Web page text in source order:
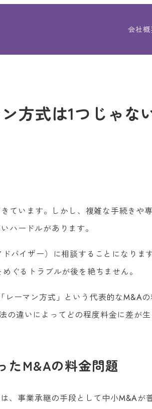
会社概
方式は1つじゃな
ています。しかし、複雑な手続きや
ハードルがあります。
バイザー）に相談することになりま
ぐるトラブルが後を絶ちません。
ーマン方式」という代表的なM&A
の違いによってどの程度料金に差が
たM&Aの料金問題
、事業承継の手段として中小M&Aが